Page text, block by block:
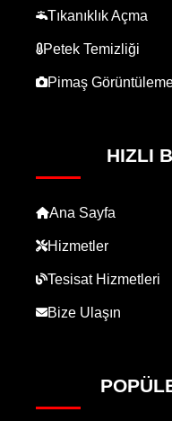
Tıkanıklık Açma
Petek Temizliği
Pimaş
HIZLI
Ana Sayfa
Hizmetler
Tesisat Hizmetleri
Bize Ulaşın